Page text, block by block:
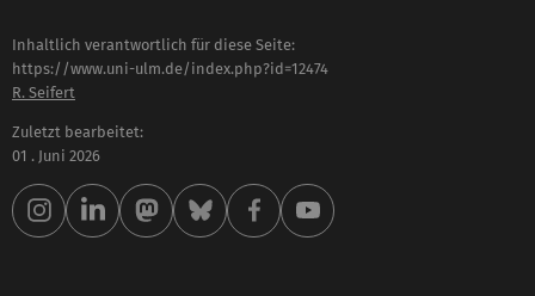
Inhaltlich verantwortlich für diese Seite:
https://www.uni-ulm.de/index.php?id=12474
R. Seifert
Zuletzt bearbeitet:
01 . Juni 2026